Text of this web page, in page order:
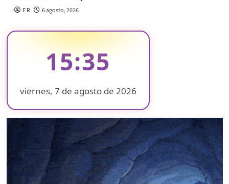
E R 6 agosto, 2026
15:35
viernes, 7 de agosto de 2026
❄
❄
❄